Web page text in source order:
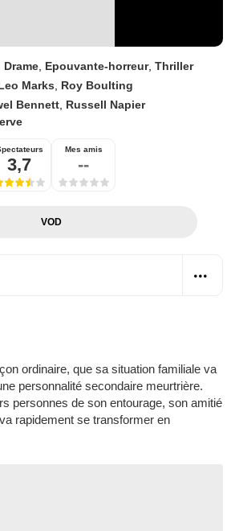
Drame Epouvante-horreur, Thriller
Marks
Roy Boulting
Bennett Russell Napier
3,7
Mes amis
--
VOD
ordinaire, que sa situation familiale va
personnalité secondaire meurtrière.
personnes de son entourage, son amitié
rapidement se transformer en